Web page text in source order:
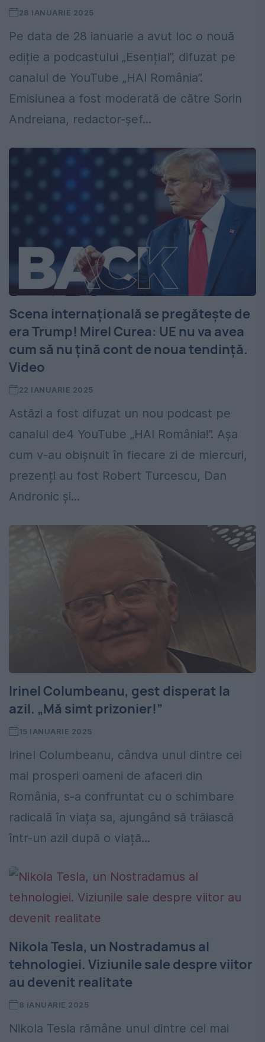
28 IANUARIE 2025
Pe data de 28 ianuarie a avut loc o nouă
ediție a podcastului „Esențial”, difuzat pe
canalul de YouTube „HAI România”.
Emisiunea a fost moderată de către Sorin
Andreiana, redactor-șef...
Scena internațională se pregătește de
era Trump! Mirel Curea: UE nu va avea
cum să nu țină cont de noua tendință.
Video
22 IANUARIE 2025
Astăzi a fost difuzat un nou podcast pe
canalul de4 YouTube „HAI România!”. Așa
cum v-au obișnuit în fiecare zi de miercuri,
prezenți au fost Robert Turcescu, Dan
Andronic și...
Irinel Columbeanu, gest disperat la
azil. „Mă simt prizonier!”
15 IANUARIE 2025
Irinel Columbeanu, cândva unul dintre cei
mai prosperi oameni de afaceri din
România, s-a confruntat cu o schimbare
radicală în viața sa, ajungând să trăiască
într-un azil după o viață...
Nikola Tesla, un Nostradamus al
tehnologiei. Viziunile sale despre viitor
au devenit realitate
8 IANUARIE 2025
Nikola Tesla rămâne unul dintre cei mai